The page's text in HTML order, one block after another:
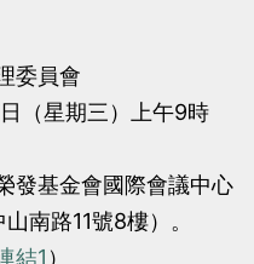
網
站：
當
黨
站：
當
黨
委員會
（星期三）上午9時
發基金會國際會議中心
南路11號8樓）。
結1 ）